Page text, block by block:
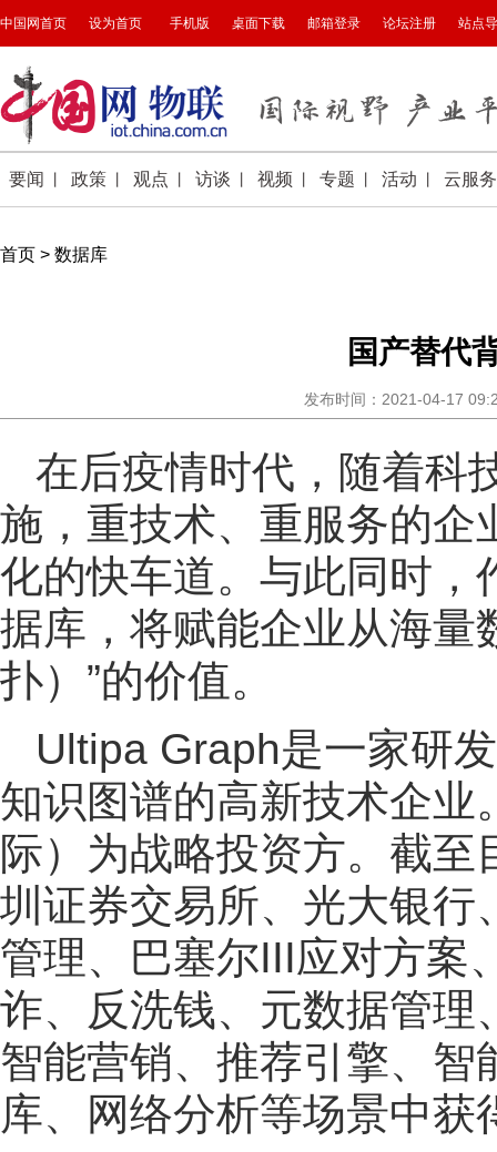
首页 > 数据库
国产替代
发布时间：2021-04-17
在后疫情时代，随着科
施，重技术、重服务的企
化的快车道。与此同时
据库，将赋能企业从海量
扑）”的价值。
Ultipa Graph是一家研
知识图谱的高新技术企
际）为战略投资方。截
圳证券交易所、光大银行
管理、巴塞尔III应对方案
诈、反洗钱、元数据管理
智能营销、推荐引擎、
库、网络分析等场景中获